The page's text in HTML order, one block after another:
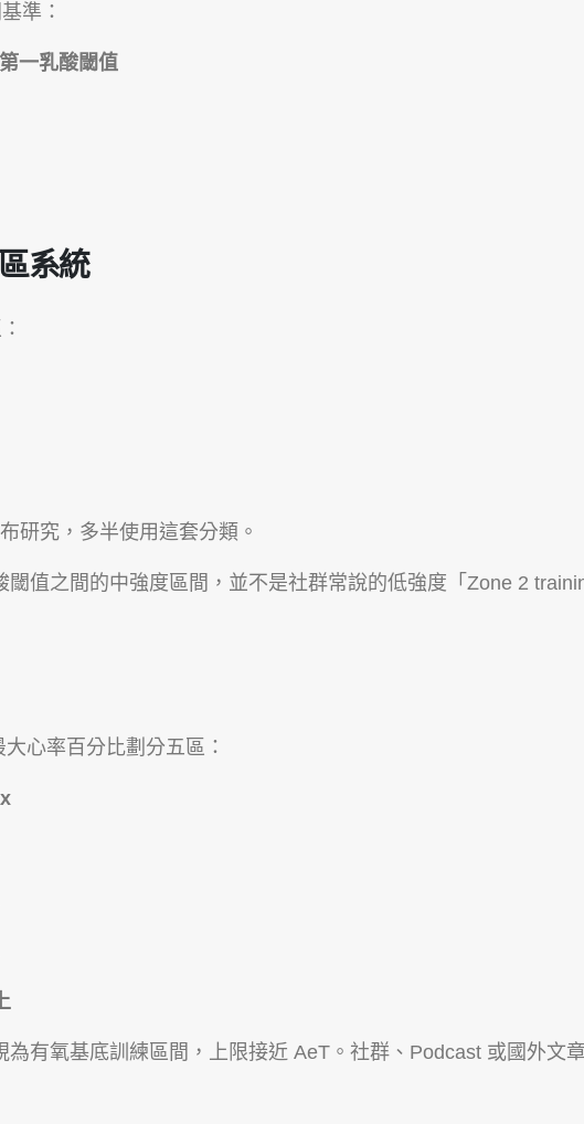
準：
一乳酸閾值
系統
研究，多半使用這套分類。
值之間的中強度區間，並不是社群常說的低強度「Zone 2
心率百分比劃分五區：
為有氧基底訓練區間，上限接近 AeT。社群、Podcast 或國外文